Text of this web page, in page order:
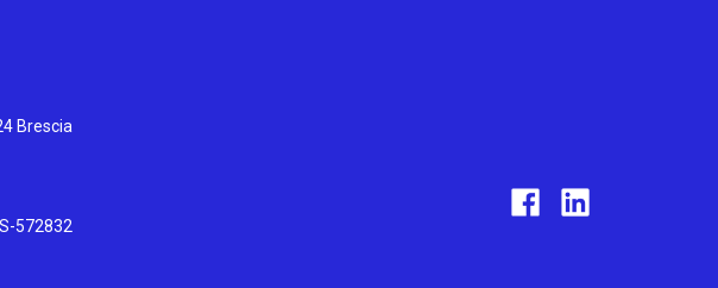
Brescia
572832